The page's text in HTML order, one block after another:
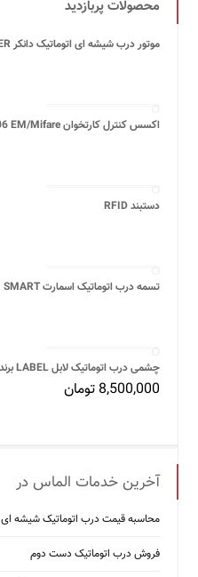
محصولات پربازدید
موتور درب شیشه ای اتوماتیک دانکر DUNKER مدل GR63X25
اکسس کنترل کارتخوان BETA 1206 EM/Mifare
دستبند RFID
تسمه درب اتوماتیک اسمارت SMART
چشمی درب اتوماتیک لابل LABEL برند آپتکس مدل OA-AXIS ll
8,500,000 تومان
آخرین خدمات الماس در
محاسبه قیمت درب اتوماتیک شیشه ‌ای
فروش درب اتوماتیک دست دوم